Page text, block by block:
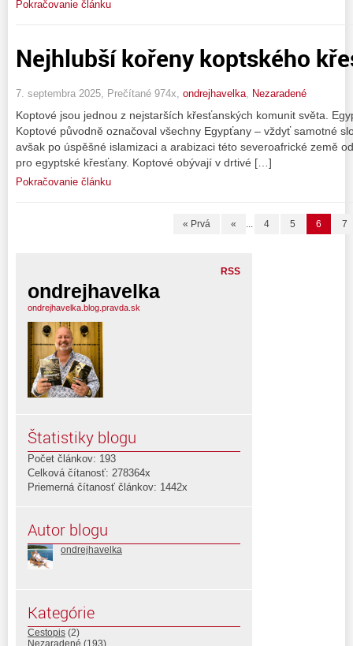
Pokračovanie článku
Nejhlubší kořeny koptského
7. septembra 2025, Prečítané 974x, ondrejhavelka, Nezaradené
Koptové jsou jednou z nejstarších křesťanských komunit světa.
Koptové původně označoval všechny Egypťany – vždyť samotné
avšak po úspěšné islamizaci a arabizaci této severoafrické země
pro egyptské křesťany. Koptové obývají v drtivé […]
Pokračovanie článku
« Prvá « ... 4 5 6 7
RSS
ondrejhavelka
ondrejhavelka.blog.pravda.sk
Štatistiky blogu
Počet článkov: 193
Celková čítanosť: 278364x
Priemerná čítanosť článkov: 1442x
Autor blogu
ondrejhavelka
Kategórie
Cestopis (2)